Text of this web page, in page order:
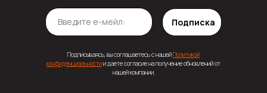
Подписка
Подписываясь, вы соглашаетесь с нашейПолитикой
конфиденциальностии даете согласие на получение обновлений от
нашей компании.